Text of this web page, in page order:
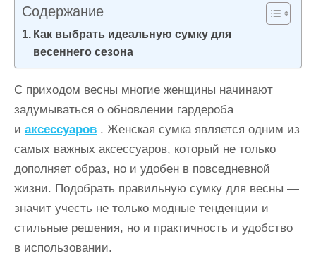
Содержание
Как выбрать идеальную сумку для
весеннего сезона
С приходом весны многие женщины начинают
задумываться о обновлении гардероба
и аксессуаров . Женская сумка является одним из
самых важных аксессуаров, который не только
дополняет образ, но и удобен в повседневной
жизни. Подобрать правильную сумку для весны —
значит учесть не только модные тенденции и
стильные решения, но и практичность и удобство
в использовании.